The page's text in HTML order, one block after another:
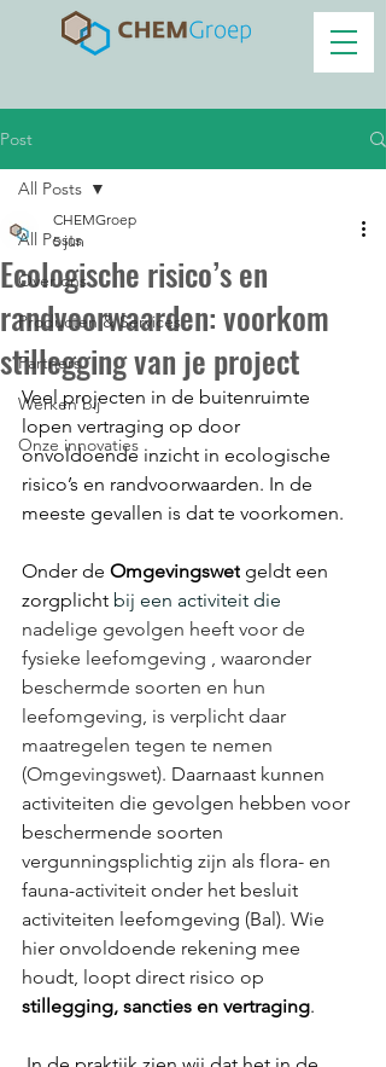
Post
All Posts
Over ons
Producten & Services
Partners
Werken bij
Onze innovaties
All Posts
Ecologische risico’s en
randvoorwaarden: voorkom
stillegging van je project
CHEMGroep
5 jun
Veel projecten in de buitenruimte
lopen vertraging op door
onvoldoende inzicht in ecologische
risico’s en randvoorwaarden. In de
meeste gevallen is dat te voorkomen.
Onder de Omgevingswet geldt een
zorgplicht bij een activiteit die
nadelige gevolgen heeft voor de
fysieke leefomgeving , waaronder
beschermde soorten en hun
leefomgeving, is verplicht daar
maatregelen tegen te nemen
(Omgevingswet). Daarnaast kunnen
activiteiten die gevolgen hebben voor
beschermende soorten
vergunningsplichtig zijn als flora- en
fauna-activiteit onder het besluit
activiteiten leefomgeving (Bal). Wie
hier onvoldoende rekening mee
houdt, loopt direct risico op
stillegging, sancties en vertraging.